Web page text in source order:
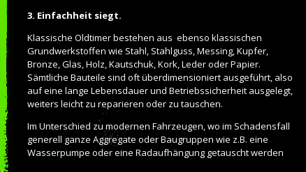
3. Einfachheit siegt.
Klassische Oldtimer bestehen aus ebenso klassischen
Grundwerkstoffen wie Stahl, Stahlguss, Messing, Kupfer,
Bronze, Glas, Holz, Kautschuk, Kork, Leder oder Papier.
Sämtliche Bauteile sind oft überdimensioniert ausgeführt, also
auf eine lange Lebensdauer und Betriebssicherheit ausgelegt,
weiters leicht zu reparieren oder zu tauschen.
Im Unterschied zu modernen Fahrzeugen, wo im Schadensfall
generell ganze Aggregate oder Baugruppen wie z.B. eine
Wasserpumpe oder eine Radaufhängung getauscht werden